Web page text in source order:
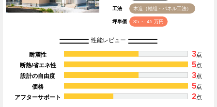
工法 木造（軸組・パネル工法）
坪単価 35 ～ 45 万円
性能レビュー
耐震性 3点
断熱/省エネ性
5点
設計の自由度
3点
価格
5点
アフターサポート
2点